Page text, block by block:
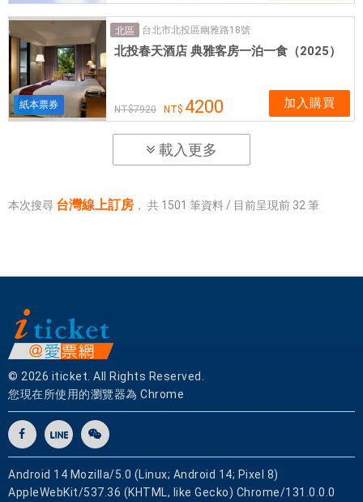
紙本票券
北區 台北市北投區幽雅路18號
北投春天酒店 典雅客房一泊一食（2025）
7920 4200 加入購買
載入更多
本次搜尋 台灣線上訂房 ， 共 1501 筆資料 / 目前呈現前 32 筆
© 2026 iticket. All Rights Reserved.
您現在所使用的瀏覽器為 Chrome
Android 14 Mozilla/5.0 (Linux; Android 14; Pixel 8)
AppleWebKit/537.36 (KHTML, like Gecko) Chrome/131.0.0.0